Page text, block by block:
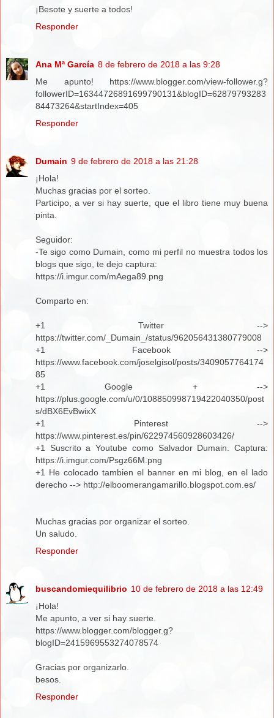
¡Besote y suerte a todos!
Responder
Ana Mª García 8 de febrero de 2018 a las 9:28
Me apunto! https://www.blogger.com/view-follower.g?
followerID=16344726891699790131&blogID=62879793283
84473264&startIndex=405
Responder
Dumain 9 de febrero de 2018 a las 21:28
¡Hola!
Muchas gracias por el sorteo.
Participo, a ver si hay suerte, que el libro tiene muy buena
pinta.
Seguidor:
-Te sigo como Dumain, como mi perfil no muestra todos los
blogs que sigo, te dejo captura:
https://i.imgur.com/mAega89.png
Comparto en:
+1 Twitter -->
https://twitter.com/_Dumain_/status/962056431380779008
+1 Facebook -->
https://www.facebook.com/joselgisol/posts/3409057764174
85
+1 Google + -->
https://plus.google.com/u/0/108850998719422040350/post
s/dBX6EvBwixX
+1 Pinterest -->
https://www.pinterest.es/pin/622974560928603426/
+1 Suscrito a Youtube como Salvador Dumain. Captura:
https://i.imgur.com/Psgz66M.png
+1 He colocado tambien el banner en mi blog, en el lado
derecho --> http://elboomerangamarillo.blogspot.com.es/
Muchas gracias por organizar el sorteo.
Un saludo.
Responder
buscandomiequilibrio 10 de febrero de 2018 a las 12:49
¡Hola!
Me apunto, a ver si hay suerte.
https://www.blogger.com/blogger.g?
blogID=2415969553274078574
Gracias por organizarlo.
besos.
Responder